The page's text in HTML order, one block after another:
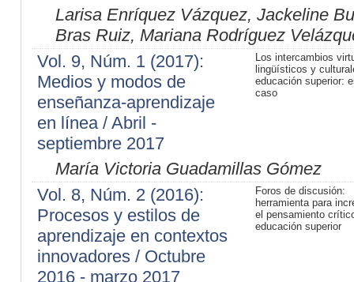
Larisa Enríquez Vázquez, Jackeline
Bras Ruiz, Mariana Rodríguez
Vol. 9, Núm. 1 (2017):
Medios y modos de
enseñanza-aprendizaje
en línea / Abril -
septiembre 2017
Los intercambios
lingüísticos y
educación superior:
caso
María Victoria Guadamillas Gómez
Vol. 8, Núm. 2 (2016):
Procesos y estilos de
aprendizaje en contextos
innovadores / Octubre
2016 - marzo 2017
Foros de discusión:
herramienta para
el pensamiento
educación superior